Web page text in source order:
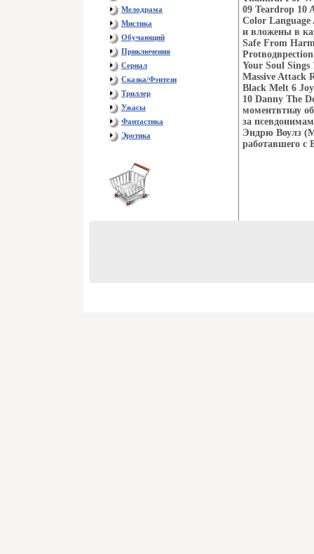
Мелодрама
Мистика
Обучающий
Приключения
Сериал
Сказка/Фэнтези
Триллер
Ужасы
Фантастика
Эротика
09 Teardrop 10
Color
и вложены в
Safe From
Your Soul
Massive Attack
Black Melt 6
10 Danny The
моментвтнау
за
Эндрю Воулз
работавшего с